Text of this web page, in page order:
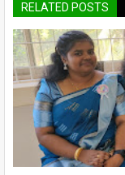
RELATED POSTS